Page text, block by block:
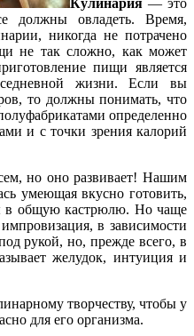
должны овладеть. Время,
никогда не потрачено
не так сложно, как может
пищи является
жизни. Если вы
то должны понимать, что
определенно
и с точки зрения калорий
но оно развивает! Нашим
умеющая вкусно готовить,
в общую кастрюлю. Но чаще
в зависимости
рукой, но, прежде всего, в
желудок, интуиция и
творчеству, чтобы у
для его организма.